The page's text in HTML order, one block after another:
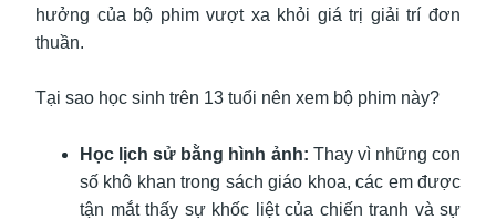
hưởng của bộ phim vượt xa khỏi giá trị giải trí đơn
thuần.
Tại sao học sinh trên 13 tuổi nên xem bộ phim này?
Học lịch sử bằng hình ảnh: Thay vì những con
số khô khan trong sách giáo khoa, các em được
tận mắt thấy sự khốc liệt của chiến tranh và sự